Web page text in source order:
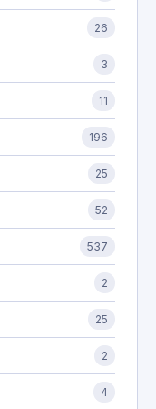
26
3
11
196
25
52
537
2
25
2
4